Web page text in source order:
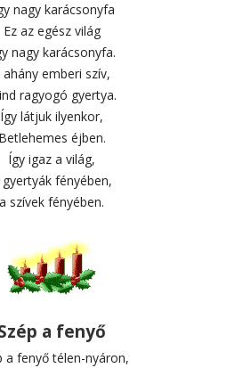
nagy karácsonyfa
Ez az egész világ
nagy karácsonyfa.
ahány emberi szív,
ragyogó gyertya.
Így látjuk ilyenkor,
Betlehemes éjben.
Így igaz a világ,
fényében,
a szívek fényében.
a fenyő
a fenyő télen-nyáron,